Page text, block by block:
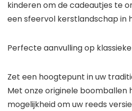
kinderen om de cadeautjes te
een sfeervol kerstlandschap in
Perfecte aanvulling op
Zet een hoogtepunt in uw
Met onze originele boomballen
mogelijkheid om uw reeds